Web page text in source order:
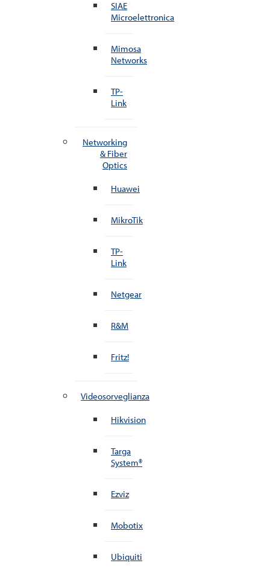
SIAE
Microelettronica
Mimosa
Networks
TP-
Link
Networking
& Fiber
Optics
Huawei
MikroTik
TP-
Link
Netgear
R&M
Fritz!
Videosorveglianza
Hikvision
Targa
System®
Ezviz
Mobotix
Ubiquiti